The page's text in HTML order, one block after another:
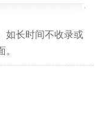
如长时间不收录或